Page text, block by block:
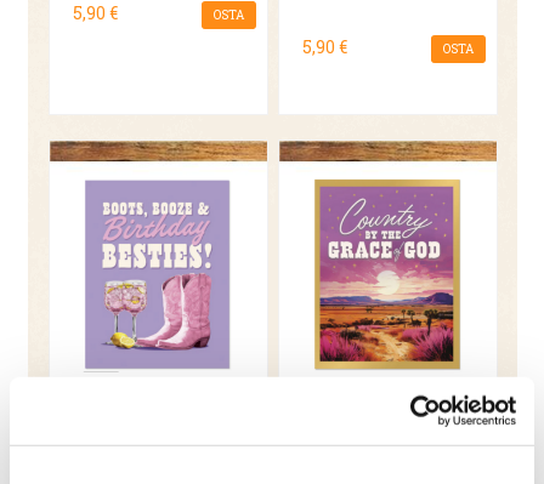
5,90 € OSTA
5,90 € OSTA
Kortti Birthday - Country
By The Grace of God